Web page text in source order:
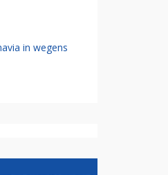
in wegens